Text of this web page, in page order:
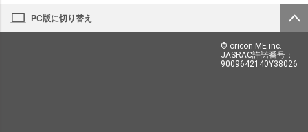
PC版に切り替え
© oricon ME inc.
JASRAC許諾番号：
9009642140Y38026